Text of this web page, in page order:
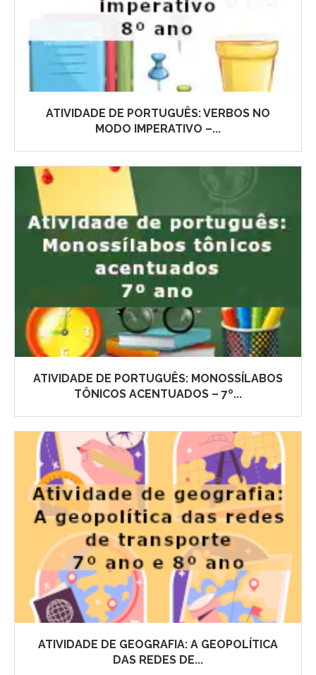
ATIVIDADE DE PORTUGUÊS: VERBOS NO
MODO IMPERATIVO –...
ATIVIDADE DE PORTUGUÊS: MONOSSÍLABOS
TÔNICOS ACENTUADOS – 7º...
ATIVIDADE DE GEOGRAFIA: A GEOPOLÍTICA
DAS REDES DE...